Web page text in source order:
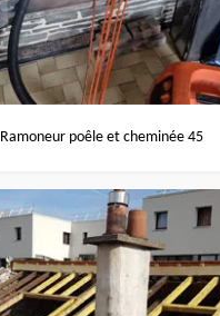
Ramoneur poêle et cheminée 45